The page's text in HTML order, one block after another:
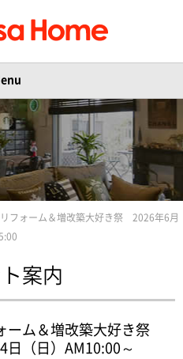
フォーム＆増改築大好き祭 2026年6月
案内
ーム＆増改築大好き祭
日（日）AM10:00～